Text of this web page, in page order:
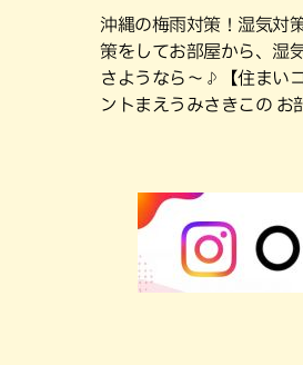
沖縄の梅雨対策！湿気対
策をしてお部屋から、湿
さようなら～♪【住まい
ントまえうみさきこの お